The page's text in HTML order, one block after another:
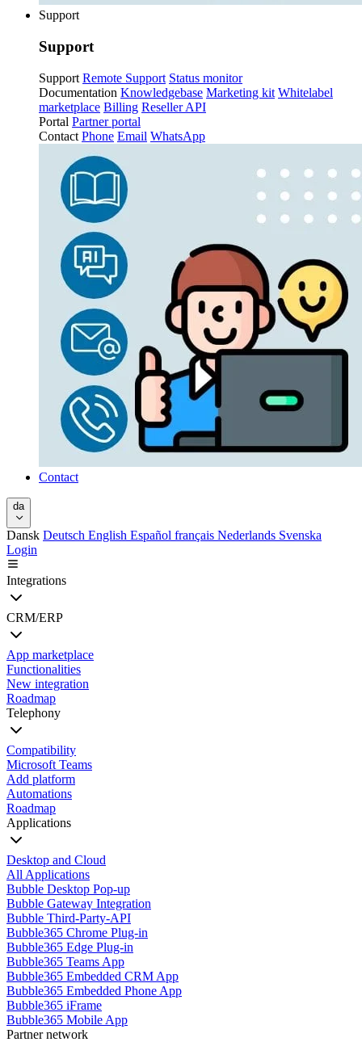
Support
Support
Support Remote Support Status monitor
Documentation Knowledgebase Marketing kit Whitelabel
marketplace Billing Reseller API
Portal Partner portal
Contact Phone Email WhatsApp
Contact
da
Dansk Deutsch English Español français Nederlands Svenska
Login
Integrations
CRM/ERP
App marketplace
Functionalities
New integration
Roadmap
Telephony
Compatibility
Microsoft Teams
Add platform
Automations
Roadmap
Applications
Desktop and Cloud
All Applications
Bubble Desktop Pop-up
Bubble Gateway Integration
Bubble Third-Party-API
Bubble365 Chrome Plug-in
Bubble365 Edge Plug-in
Bubble365 Teams App
Bubble365 Embedded CRM App
Bubble365 Embedded Phone App
Bubble365 iFrame
Bubble365 Mobile App
Partner network